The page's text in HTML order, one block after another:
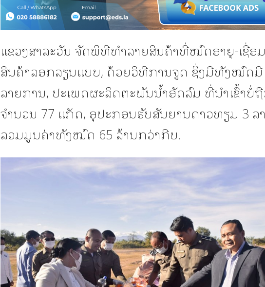
ແຂວງສາລະວັນ ຈັດພິທີທຳລາຍສິນຄ້າທີ່ໝົດອາຍຸ-ເຊື່ອ
ສິນຄ້າລອກລຽນແບບ, ດ້ວຍວິທີການຈູດ ຊຶ່ງມີທັງໝົດມີ
ລາຍການ, ປະເພດຜະລິດຕະພັນນໍ້າອັດລົມ ທີ່ນໍາເຂົ້າບໍ່
ຈໍານວນ 77 ແກັດ, ອຸປະກອນຮັບສັນຍານດາວທຽມ 3 ລ
ລວມມູນຄ່າທັງໝົດ 65 ລ້ານກວ່າກີບ.